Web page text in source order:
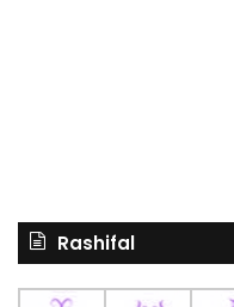
Rashifal